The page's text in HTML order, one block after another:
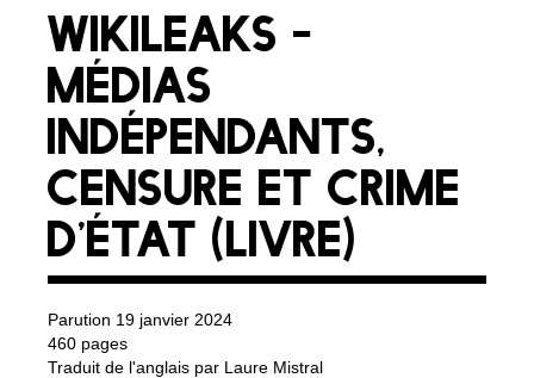
WIKILEAKS -
MÉDIAS
INDÉPENDANTS,
CENSURE ET CRIME
D’ÉTAT (LIVRE)
Parution 19 janvier 2024
460 pages
Traduit de l'anglais par Laure Mistral